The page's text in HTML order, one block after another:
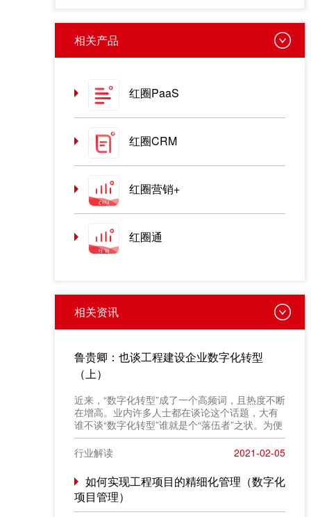
相关产品
红圈PaaS
红圈CRM
红圈营销+
红圈通
相关资讯
鲁贵卿：也谈工程建设企业数字化转型
（上）
近来，“数字化转型”成了一个高频词，且热度不断
在增高。业内许多人士都在谈论这个话题，大有
谁不谈“数字化转型”谁就是个“落伍者”之状。为便
于在相同语境下讨论问题，今天我也凑个热闹，
以“数字化转型”为题，谈一点粗浅认识，就教于同
行。
行业解读 2021-02-05
如何实现工程项目的精细化管理（数字化
项目管理）